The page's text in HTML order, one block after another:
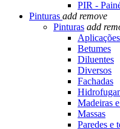
PIR -
Pinturas add remove
Pinturas add
Betumes
Diluentes
Diversos
Fachadas
Madeiras
Massas
Paredes e